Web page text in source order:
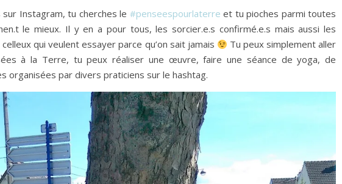
Instagram, tu cherches le #penseespourlaterre et tu pioches parmi toutes
le mieux. Il y en a pour tous, les sorcier.e.s confirmé.e.s mais aussi les
qui veulent essayer parce qu’on sait jamais
Tu peux simplement aller
à la Terre, tu peux réaliser une œuvre, faire une séance de yoga, de
organisées par divers praticiens sur le hashtag.